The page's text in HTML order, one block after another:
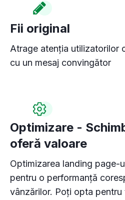
Fii original
Atrage atenția utilizatorilor
cu un mesaj convingător
Optimizare -
oferă valoare
Optimizarea landing page-
pentru o performanță
vânzărilor. Poți opta